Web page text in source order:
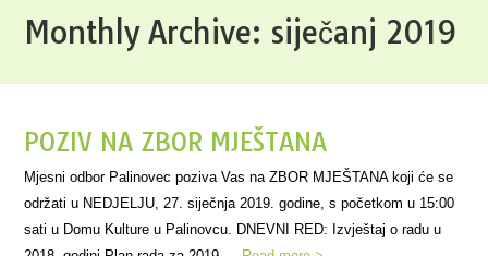
Monthly Archive: siječanj 2019
POZIV NA ZBOR MJEŠTANA
Mjesni odbor Palinovec poziva Vas na ZBOR MJEŠTANA koji će se
održati u NEDJELJU, 27. siječnja 2019. godine, s početkom u 15:00
sati u Domu Kulture u Palinovcu. DNEVNI RED: Izvještaj o radu u